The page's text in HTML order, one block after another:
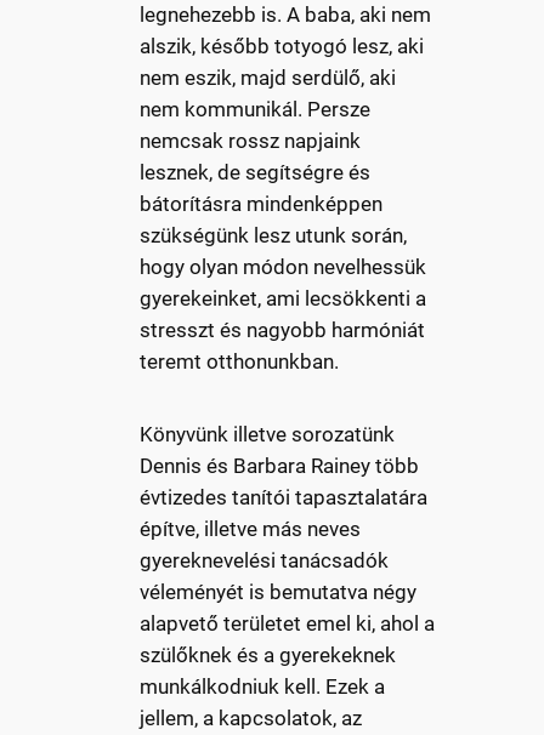
legnehezebb is. A baba, aki nem
alszik, később totyogó lesz, aki
nem eszik, majd serdülő, aki
nem kommunikál. Persze
nemcsak rossz napjaink
lesznek, de segítségre és
bátorításra mindenképpen
szükségünk lesz utunk során,
hogy olyan módon nevelhessük
gyerekeinket, ami lecsökkenti a
stresszt és nagyobb harmóniát
teremt otthonunkban.
Könyvünk illetve sorozatünk
Dennis és Barbara Rainey több
évtizedes tanítói tapasztalatára
építve, illetve más neves
gyereknevelési tanácsadók
véleményét is bemutatva négy
alapvető területet emel ki, ahol a
szülőknek és a gyerekeknek
munkálkodniuk kell. Ezek a
jellem, a kapcsolatok, az